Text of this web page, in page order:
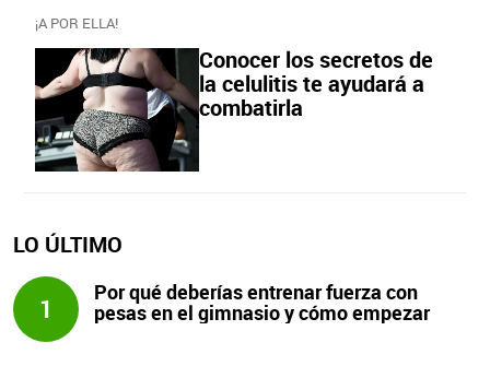
¡A POR ELLA!
Conocer los secretos de
la celulitis te ayudará a
combatirla
LO ÚLTIMO
1
Por qué deberías entrenar fuerza con
pesas en el gimnasio y cómo empezar